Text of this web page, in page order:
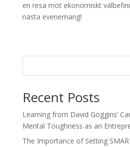
en resa mot ekonomiskt
nästa evenemang!
Recent Posts
Learning from David Goggins’
Mental Toughness as an
The Importance of Setting